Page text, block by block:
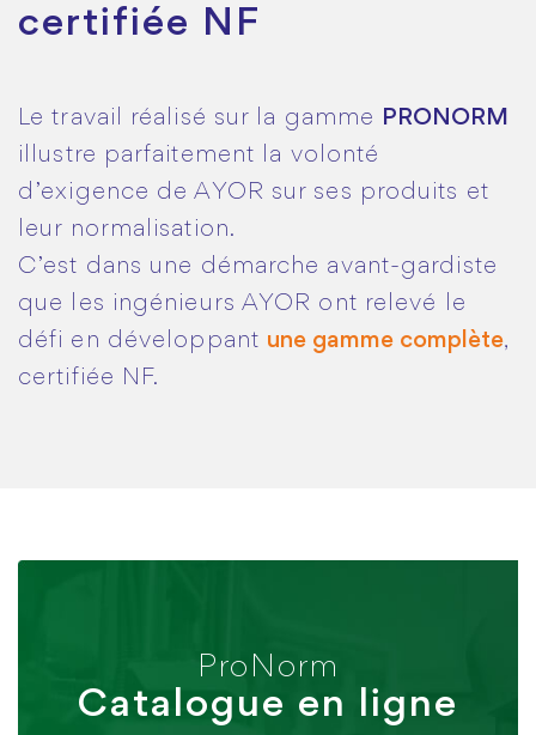
certifiée NF
Le travail réalisé sur la gamme PRONORM
illustre parfaitement la volonté
d’exigence de AYOR sur ses produits et
leur normalisation.
C’est dans une démarche avant-gardiste
que les ingénieurs AYOR ont relevé le
défi en développant une gamme complète,
certifiée NF.
ProNorm
Catalogue en ligne